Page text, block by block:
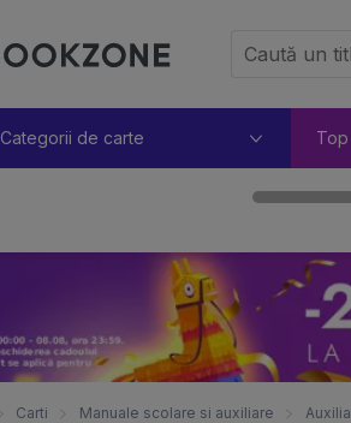
Categorii de carte
Carti Manuale scolare si auxiliare